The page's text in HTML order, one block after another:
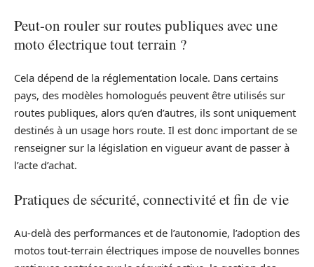
Peut-on rouler sur routes publiques avec une
moto électrique tout terrain ?
Cela dépend de la réglementation locale. Dans certains
pays, des modèles homologués peuvent être utilisés sur
routes publiques, alors qu’en d’autres, ils sont uniquement
destinés à un usage hors route. Il est donc important de se
renseigner sur la législation en vigueur avant de passer à
l’acte d’achat.
Pratiques de sécurité, connectivité et fin de vie
Au-delà des performances et de l’autonomie, l’adoption des
motos tout-terrain électriques impose de nouvelles bonnes